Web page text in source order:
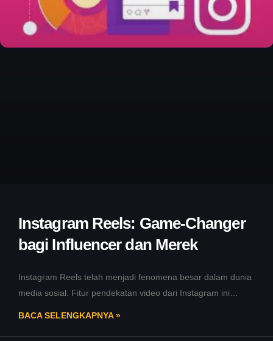
Instagram Reels: Game-Changer
bagi Influencer dan Merek
Instagram Reels telah menjadi fenomena besar dalam dunia
media sosial. Fitur pendekatan video dari Instagram ini
BACA SELENGKAPNYA »